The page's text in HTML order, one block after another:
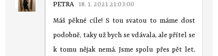
PETRA 18. 1. 2021 21:03:00
Máš pěkné cíle! S tou svatou to máme dost
podobně, taky už bych se vdávala, ale přítel se
k tomu nějak nemá. Jsme spolu přes pět let,